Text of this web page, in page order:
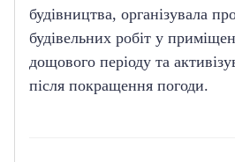
будівництва, організувала
будівельних робіт у
дощового періоду та
після покращення погоди.